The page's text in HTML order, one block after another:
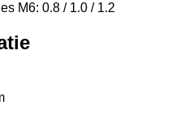
M6: 0.8 / 1.0 / 1.2